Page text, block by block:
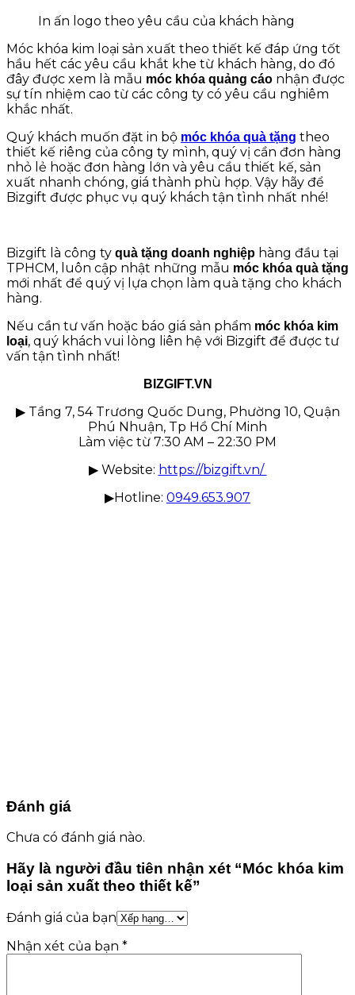
In ấn logo theo yêu cầu của khách hàng
Móc khóa kim loại sản xuất theo thiết kế đáp ứng tốt
hầu hết các yêu cầu khắt khe từ khách hàng, do đó
đây được xem là mẫu móc khóa quảng cáo nhận được
sự tín nhiệm cao từ các công ty có yêu cầu nghiêm
khắc nhất.
Quý khách muốn đặt in bộ móc khóa quà tặng theo
thiết kế riêng của công ty mình, quý vị cần đơn hàng
nhỏ lẻ hoặc đơn hàng lớn và yêu cầu thiết kế, sản
xuất nhanh chóng, giá thành phù hợp. Vậy hãy để
Bizgift được phục vụ quý khách tận tình nhất nhé!
Bizgift là công ty quà tặng doanh nghiệp hàng đầu tại
TPHCM, luôn cập nhật những mẫu móc khóa quà tặng
mới nhất để quý vị lựa chọn làm quà tặng cho khách
hàng.
Nếu cần tư vấn hoặc báo giá sản phẩm móc khóa kim
loại, quý khách vui lòng liên hệ với Bizgift để được tư
vấn tận tình nhất!
BIZGIFT.VN
▶ Tầng 7, 54 Trương Quốc Dung, Phường 10, Quận
Phú Nhuận, Tp Hồ Chí Minh
Làm việc từ 7:30 AM – 22:30 PM
▶ Website: https://bizgift.vn/
▶Hotline: 0949.653.907
Đánh giá
Chưa có đánh giá nào.
Hãy là người đầu tiên nhận xét “Móc khóa kim
loại sản xuất theo thiết kế”
Đánh giá của bạn
Nhận xét của bạn *